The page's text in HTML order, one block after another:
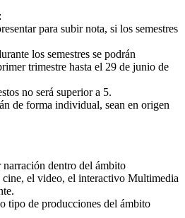
para subir nota, si los semestres
los semestres se podrán
trimestre hasta el 29 de junio de
no será superior a 5.
de forma individual, sean en origen
dentro del ámbito
el video, el interactivo Multimedia
tipo de producciones del ámbito